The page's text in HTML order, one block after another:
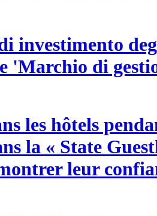
investimento
'Marchio di
les hôtels
la « State
leur